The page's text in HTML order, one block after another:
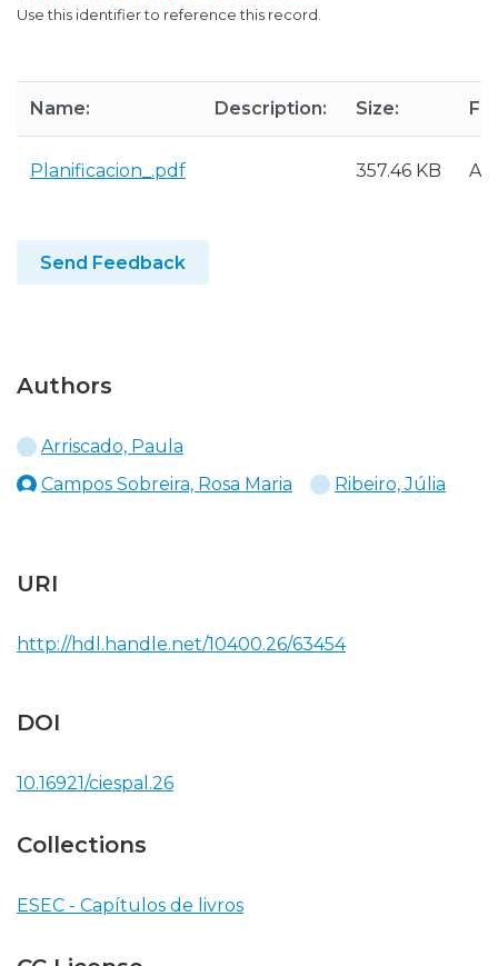
Use this identifier to reference this record.
Name: Description: Size:
Planificacion_.pdf 357.46 KB
Send Feedback
Authors
Arriscado, Paula
Campos Sobreira, Rosa Maria
Ribeiro, Júlia
URI
http://hdl.handle.net/10400.26/63454
DOI
10.16921/ciespal.26
Collections
ESEC - Capítulos de livros